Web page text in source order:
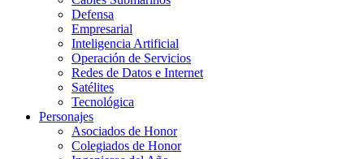
Defensa
Empresarial
Inteligencia Artificial
Operación de Servicios
Redes de Datos e Internet
Satélites
Tecnológica
Personajes
Asociados de Honor
Colegiados de Honor